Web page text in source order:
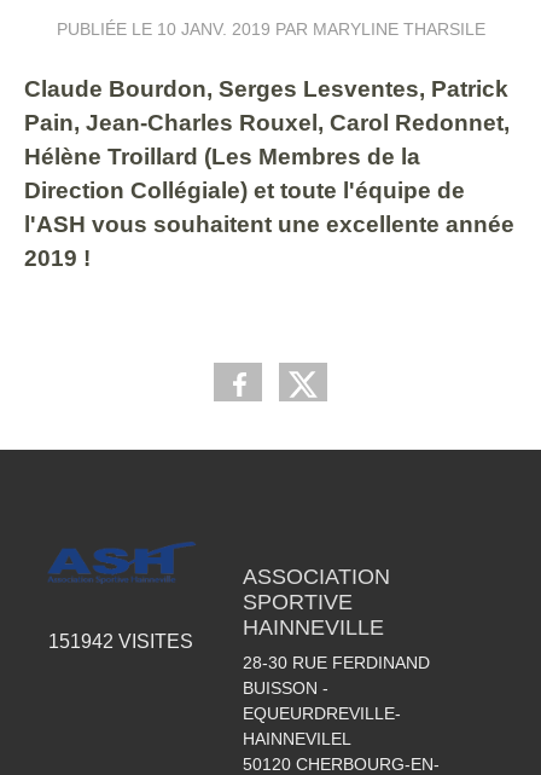
PUBLIÉE LE 10 JANV. 2019 PAR MARYLINE THARSILE
Claude Bourdon, Serges Lesventes, Patrick
Pain, Jean-Charles Rouxel, Carol Redonnet,
Hélène Troillard (Les Membres de la
Direction Collégiale) et toute l'équipe de
l'ASH vous souhaitent une excellente année
2019 !
151942 VISITES
ASSOCIATION
SPORTIVE
HAINNEVILLE
28-30 RUE FERDINAND
BUISSON -
EQUEURDREVILLE-
HAINNEVILEL
50120 CHERBOURG-EN-